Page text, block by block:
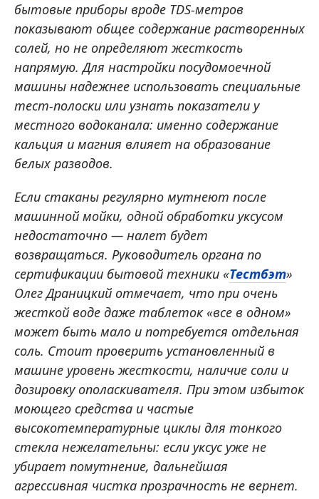
бытовые приборы вроде TDS-метров
показывают общее содержание растворенных
солей, но не определяют жесткость
напрямую. Для настройки посудомоечной
машины надежнее использовать специальные
тест-полоски или узнать показатели у
местного водоканала: именно содержание
кальция и магния влияет на образование
белых разводов.
Если стаканы регулярно мутнеют после
машинной мойки, одной обработки уксусом
недостаточно — налет будет
возвращаться. Руководитель органа по
сертификации бытовой техники «Тестбэт»
Олег Драницкий отмечает, что при очень
жесткой воде даже таблеток «все в одном»
может быть мало и потребуется отдельная
соль. Стоит проверить установленный в
машине уровень жесткости, наличие соли и
дозировку ополаскивателя. При этом избыток
моющего средства и частые
высокотемпературные циклы для тонкого
стекла нежелательны: если уксус уже не
убирает помутнение, дальнейшая
агрессивная чистка прозрачность не вернет.